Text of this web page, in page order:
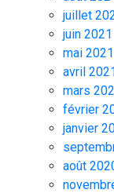
juillet
juin 2021
mai 2021
avril
mars
février
janvier
août